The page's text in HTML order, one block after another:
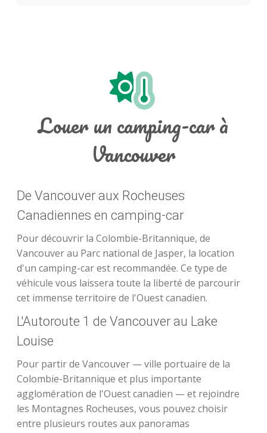
Louer un camping-car à
Vancouver
De Vancouver aux Rocheuses
Canadiennes en camping-car
Pour découvrir la Colombie-Britannique, de
Vancouver au Parc national de Jasper, la location
d'un camping-car est recommandée. Ce type de
véhicule vous laissera toute la liberté de parcourir
cet immense territoire de l'Ouest canadien.
L'Autoroute 1 de Vancouver au Lake
Louise
Pour partir de Vancouver — ville portuaire de la
Colombie-Britannique et plus importante
agglomération de l'Ouest canadien — et rejoindre
les Montagnes Rocheuses, vous pouvez choisir
entre plusieurs routes aux panoramas